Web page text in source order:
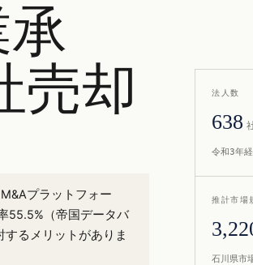
売却
プラットフォー
55.5%（帝国データバ
るメリットがありま
法人数
638
令和3年
推計市場
石川県